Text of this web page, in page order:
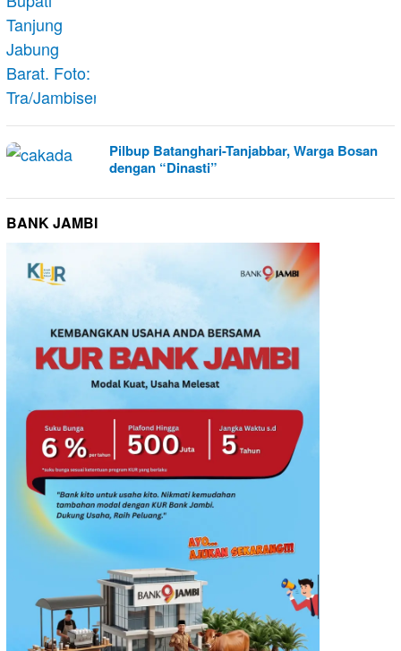
Pilbup Batanghari-Tanjabbar, Warga Bosan
dengan “Dinasti”
BANK JAMBI